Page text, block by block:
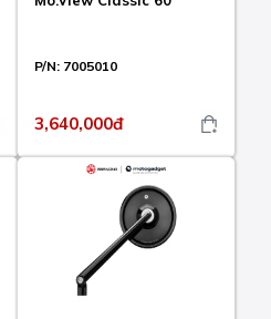
P/N: 7005010
3,640,000đ